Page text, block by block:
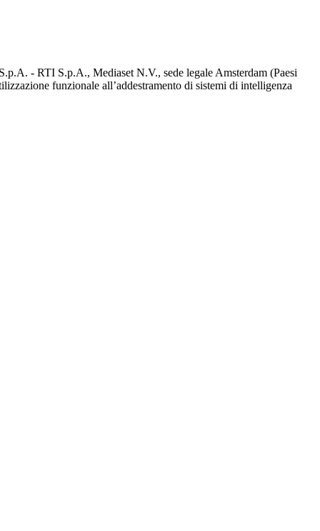
- RTI S.p.A., Mediaset N.V., sede legale Amsterdam (Paesi
funzionale all’addestramento di sistemi di intelligenza